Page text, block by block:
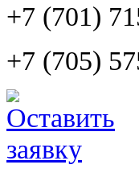
+7 (701)
+7 (705)